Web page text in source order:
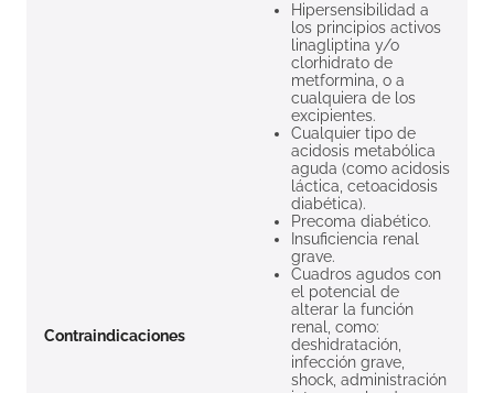
Contraindicaciones
Hipersensibilidad a
los principios activos
linagliptina y/o
clorhidrato de
metformina, o a
cualquiera de los
excipientes.
Cualquier tipo de
acidosis metabólica
aguda (como acidosis
láctica, cetoacidosis
diabética).
Precoma diabético.
Insuficiencia renal
grave.
Cuadros agudos con
el potencial de
alterar la función
renal, como:
deshidratación,
infección grave,
shock, administración